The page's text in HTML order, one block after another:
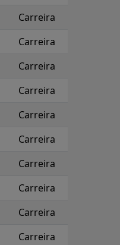
Carreira
Carreira
Carreira
Carreira
Carreira
Carreira
Carreira
Carreira
Carreira
Carreira